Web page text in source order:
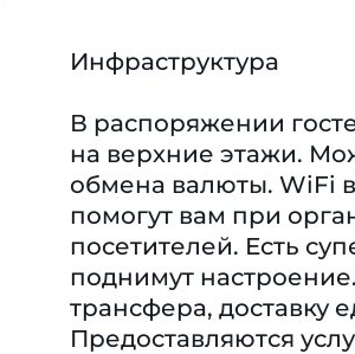
Инфраструктура
В распоряжении
на верхние этажи.
обмена валюты. WiFi
помогут вам при
посетителей. Есть
поднимут
трансфера, доставку
Предоставляются